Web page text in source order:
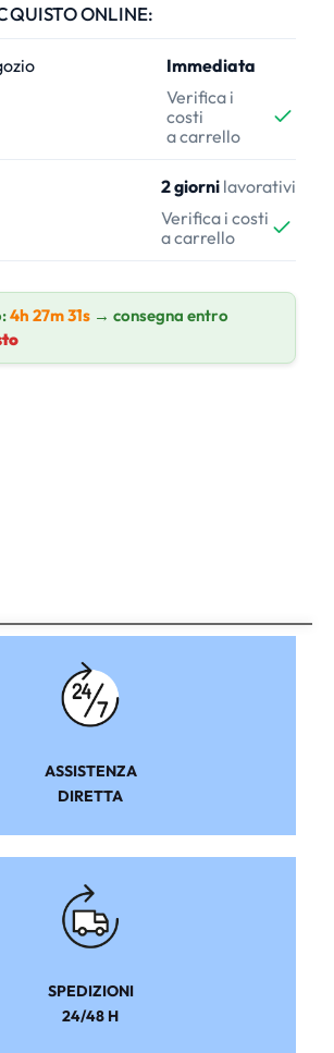
ONLINE:
Immediata
Verifica i
costi
a carrello
2 giorni lavorativi
Verifica i costi
a carrello
4h 27m 31s → consegna entro
ASSISTENZA
DIRETTA
SPEDIZIONI
24/48 H